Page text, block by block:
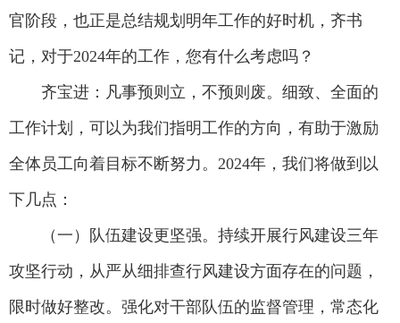
官阶段，也正是总结规划明年工作的好时机，齐书
记，对于2024年的工作，您有什么考虑吗？
齐宝进：凡事预则立，不预则废。细致、全面的
工作计划，可以为我们指明工作的方向，有助于激励
全体员工向着目标不断努力。2024年，我们将做到以
下几点：
（一）队伍建设更坚强。持续开展行风建设三年
攻坚行动，从严从细排查行风建设方面存在的问题，
限时做好整改。强化对干部队伍的监督管理，常态化